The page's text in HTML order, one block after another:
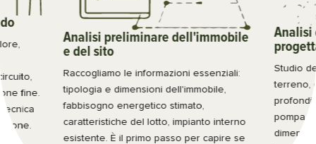
fine.
Analisi preliminare dell'immobile
e del sito
Raccogliamo le informazioni essenziali:
tipologia e dimensioni dell'immobile,
fabbisogno energetico stimato,
caratteristiche del lotto, impianto interno
esistente. È il primo passo per capire se
Analisi
Studio
terreno,
pompa